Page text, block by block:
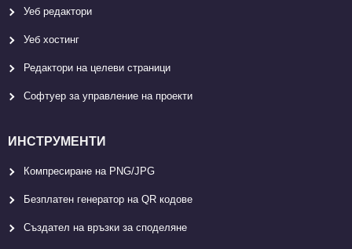
Уеб редактори
Уеб хостинг
Редактори на целеви страници
Софтуер за управление на проекти
ИНСТРУМЕНТИ
Компресиране на PNG/JPG
Безплатен генератор на QR кодове
Създател на връзки за споделяне